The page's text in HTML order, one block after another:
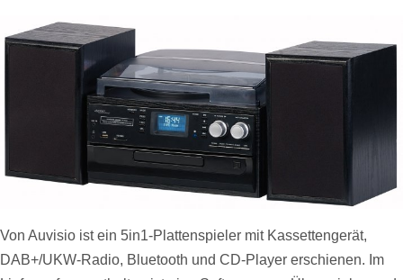
Von Auvisio ist ein 5in1-Plattenspieler mit Kassettengerät,
DAB+/UKW-Radio, Bluetooth und CD-Player erschienen. Im